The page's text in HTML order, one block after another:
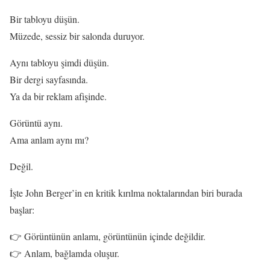
Bir tabloyu düşün.
Müzede, sessiz bir salonda duruyor.
Aynı tabloyu şimdi düşün.
Bir dergi sayfasında.
Ya da bir reklam afişinde.
Görüntü aynı.
Ama anlam aynı mı?
Değil.
İşte John Berger’in en kritik kırılma noktalarından biri burada
başlar:
👉 Görüntünün anlamı, görüntünün içinde değildir.
👉 Anlam, bağlamda oluşur.